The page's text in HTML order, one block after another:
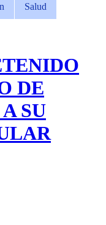
Salud
DE
SU